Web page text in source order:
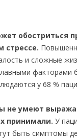
обостриться
стрессе.
и сложные
факторами
у 68 %
не умеют
принимали. У
быть симптомы